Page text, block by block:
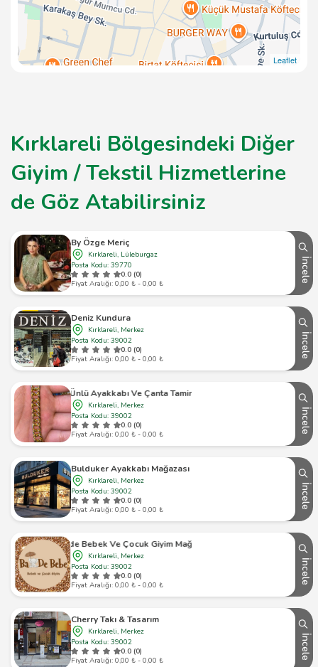
Leaflet
Kırklareli Bölgesindeki Diğer
Giyim / Tekstil Hizmetlerine
de Göz Atabilirsiniz
By Özge Meriç
Kırklareli, Lüleburgaz
Posta Kodu: 39770
0.0 (0)
Fiyat Aralığı: 0,00 ₺ - 0,00 ₺
İncele
Deniz Kundura
Kırklareli, Merkez
Posta Kodu: 39002
0.0 (0)
Fiyat Aralığı: 0,00 ₺ - 0,00 ₺
İncele
Ünlü Ayakkabı Ve Çanta Tamiri
Kırklareli, Merkez
Posta Kodu: 39002
0.0 (0)
Fiyat Aralığı: 0,00 ₺ - 0,00 ₺
İncele
Bulduker Ayakkabı Mağazası
Kırklareli, Merkez
Posta Kodu: 39002
0.0 (0)
Fiyat Aralığı: 0,00 ₺ - 0,00 ₺
İncele
Bade Bebek Ve Çocuk Giyim Mağazası
Kırklareli, Merkez
Posta Kodu: 39002
0.0 (0)
Fiyat Aralığı: 0,00 ₺ - 0,00 ₺
İncele
Cherry Takı & Tasarım
Kırklareli, Merkez
Posta Kodu: 39002
0.0 (0)
Fiyat Aralığı: 0,00 ₺ - 0,00 ₺
İncele